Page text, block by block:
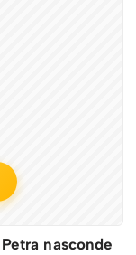
nasconde